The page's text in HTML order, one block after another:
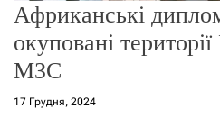
Африканські
окуповані
МЗС
17 Грудня, 2024